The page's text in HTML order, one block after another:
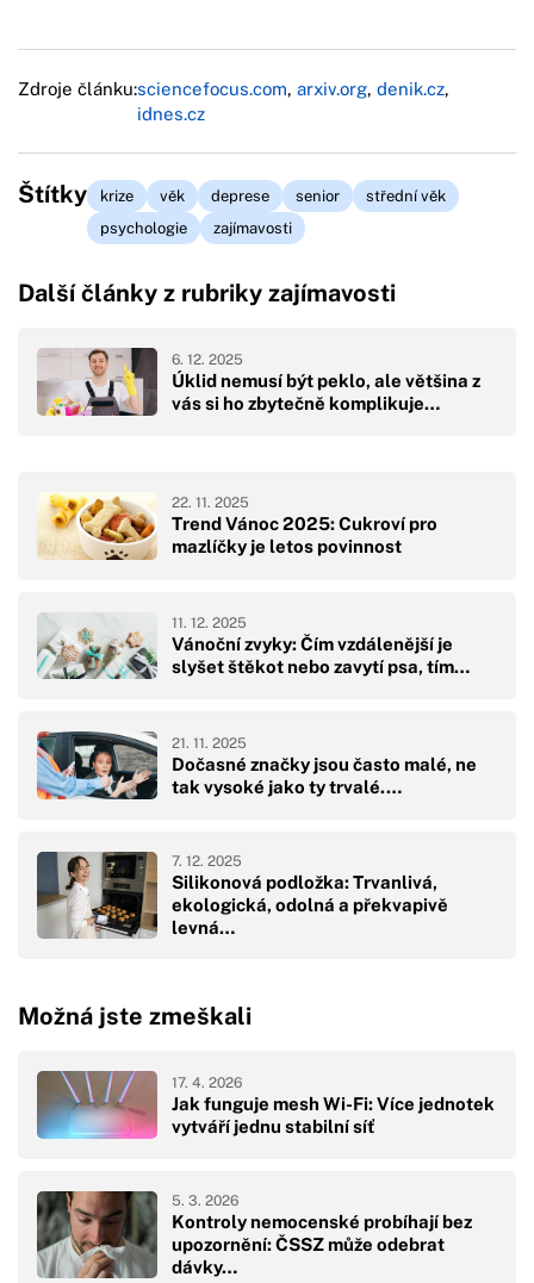
Zdroje článku:sciencefocus.com, arxiv.org, denik.cz,
idnes.cz
Štítky krize věk deprese senior
střední věk
psychologie
zajímavosti
Další články z rubriky zajímavosti
Úklid nemusí být peklo, ale většina z
vás si ho zbytečně komplikuje…
6. 12. 2025
Trend Vánoc 2025: Cukroví pro
mazlíčky je letos povinnost
22. 11. 2025
Vánoční zvyky: Čím vzdálenější je
slyšet štěkot nebo zavytí psa, tím…
11. 12. 2025
Dočasné značky jsou často malé, ne
tak vysoké jako ty trvalé.…
21. 11. 2025
Silikonová podložka: Trvanlivá,
ekologická, odolná a překvapivě
levná…
7. 12. 2025
Možná jste zmeškali
Jak funguje mesh Wi-Fi: Více jednotek
vytváří jednu stabilní síť
17. 4. 2026
Kontroly nemocenské probíhají bez
upozornění: ČSSZ může odebrat
dávky…
5. 3. 2026